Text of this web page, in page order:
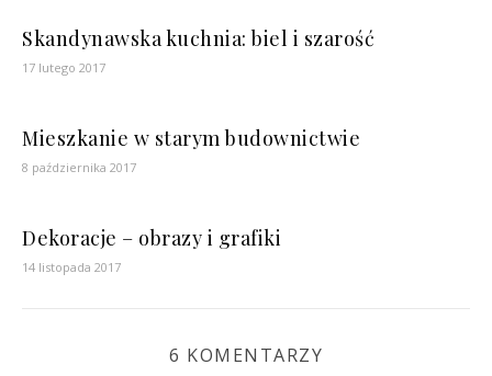
Skandynawska kuchnia: biel i szarość
17 lutego 2017
Mieszkanie w starym budownictwie
8 października 2017
Dekoracje – obrazy i grafiki
14 listopada 2017
6 KOMENTARZY